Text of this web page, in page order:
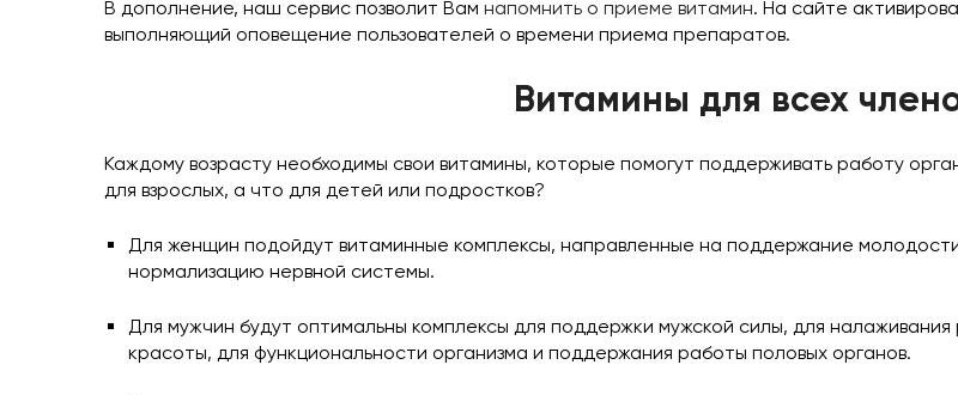
В дополнение, наш сервис позволит Вам напомнить о приеме витамин. На сайте
выполняющий оповещение пользователей о времени приема препаратов.
Витамины для всех
Каждому возрасту необходимы свои витамины, которые помогут поддерживать работу
для взрослых, а что для детей или подростков?
Для женщин подойдут витаминные комплексы, направленные на поддержание
нормализацию нервной системы.
Для мужчин будут оптимальны комплексы для поддержки мужской силы, для налаживания
красоты, для функциональности организма и поддержания работы половых органов.